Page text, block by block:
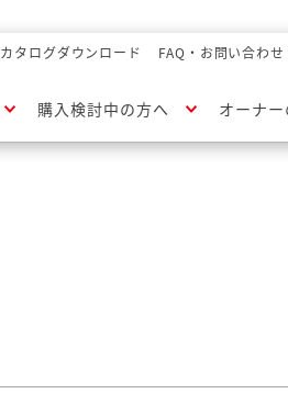
カタログダウンロード FAQ・お問い合わせ
購入検討中の方へ オーナ